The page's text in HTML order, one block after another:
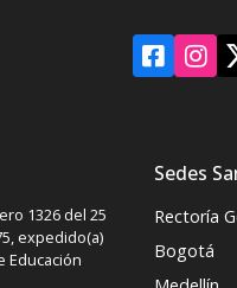
1326 del 25
expedido(a)
Educación
Sedes
Rectoría
Bogotá